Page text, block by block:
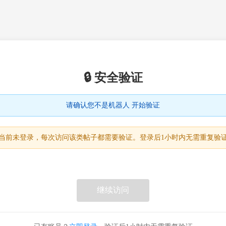
🔒 安全验证
请确认您不是机器人 开始验证
前未登录，每次访问该类帖子都需要验证。登录后1小时内无需重复验
继续访问